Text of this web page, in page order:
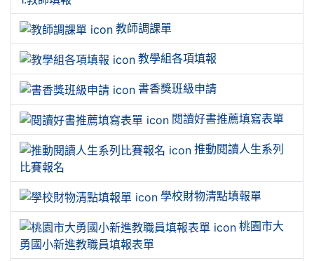
教師調課單
教學組各項填報
書香獎班級申請
閱讀好書推薦填寫表單
推動閱讀人生系列
比賽報名
學校財物清點填報單
桃園市大
勇國小新進教職員填報表單